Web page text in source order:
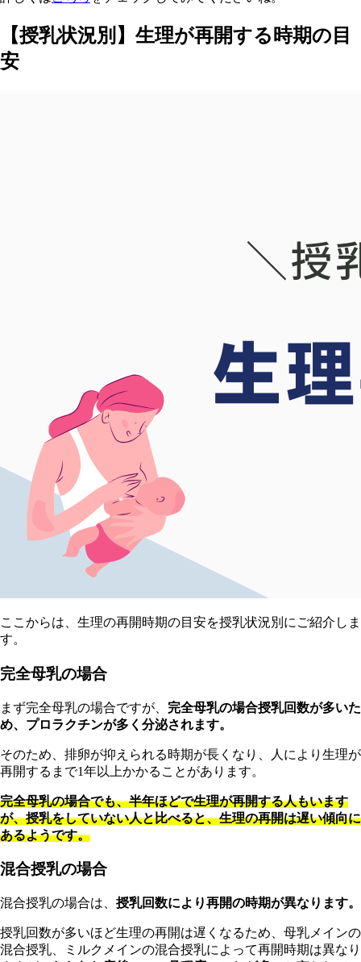
【授乳状況別】生理が再開する時期の目
安
ここからは、生理の再開時期の目安を授乳状況別にご紹介しま
す。
完全母乳の場合
まず完全母乳の場合ですが、 完全母乳の場合授乳回数が多いた
め、プロラクチンが多く分泌されます。
そのため、排卵が抑えられる時期が長くなり、人により生理が
再開するまで1年以上かかることがあります。
完全母乳の場合でも、半年ほどで生理が再開する人もいます
が、授乳をしていない人と比べると、生理の再開は遅い傾向に
あるようです。
混合授乳の場合
混合授乳の場合は、 授乳回数により再開の時期が異なります。
授乳回数が多いほど生理の再開は遅くなるため、母乳メインの
混合授乳、ミルクメインの混合授乳によって再開時期は異なり